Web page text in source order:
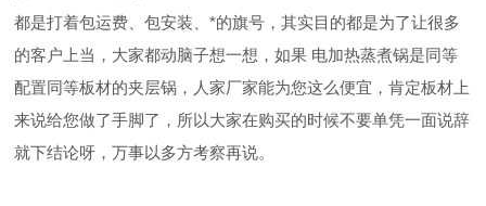
都是打着包运费、包安装、*的旗号，其实目的都是为了让很多
的客户上当，大家都动脑子想一想，如果 电加热蒸煮锅是同等
配置同等板材的夹层锅，人家厂家能为您这么便宜，肯定板材上
来说给您做了手脚了，所以大家在购买的时候不要单凭一面说辞
就下结论呀，万事以多方考察再说。